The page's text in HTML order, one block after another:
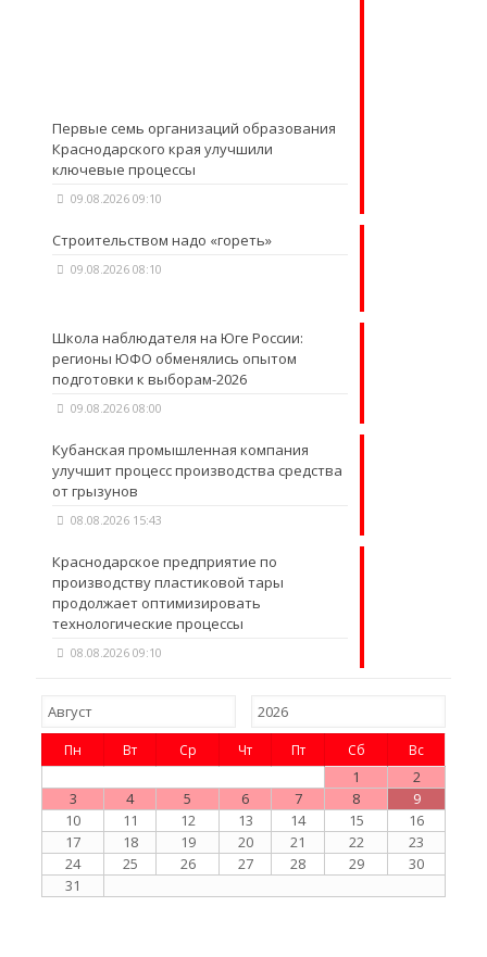
Первые семь организаций образования
Краснодарского края улучшили
ключевые процессы
09.08.2026 09:10
Строительством надо «гореть»
09.08.2026 08:10
Школа наблюдателя на Юге России:
регионы ЮФО обменялись опытом
подготовки к выборам-2026
09.08.2026 08:00
Кубанская промышленная компания
улучшит процесс производства средства
от грызунов
08.08.2026 15:43
Краснодарское предприятие по
производству пластиковой тары
продолжает оптимизировать
технологические процессы
08.08.2026 09:10
Пн Вт Ср Чт Пт Сб Вс
1
2
3
4 5 6 7 8
9
10
11 12 13 14 15
16
17
18 19 20 21 22
23
24
25 26 27 28 29
30
31